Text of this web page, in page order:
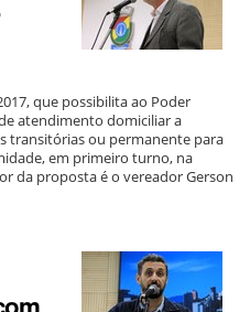
que possibilita ao Poder
atendimento domiciliar a
transitórias ou permanente para
em primeiro turno, na
da proposta é o vereador Gerson